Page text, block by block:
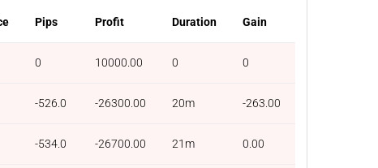
Pips Profit Duration Gain
0 10000.00 0 0
-526.0 -26300.00 20m -263.00
-534.0 -26700.00 21m 0.00